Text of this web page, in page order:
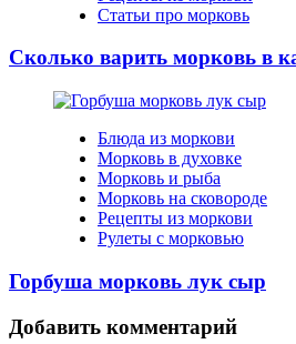
Статьи про морковь
Сколько варить морковь в
Блюда из моркови
Морковь в духовке
Морковь и рыба
Морковь на сковороде
Рецепты из моркови
Рулеты с морковью
Горбуша морковь лук сыр
Добавить комментарий